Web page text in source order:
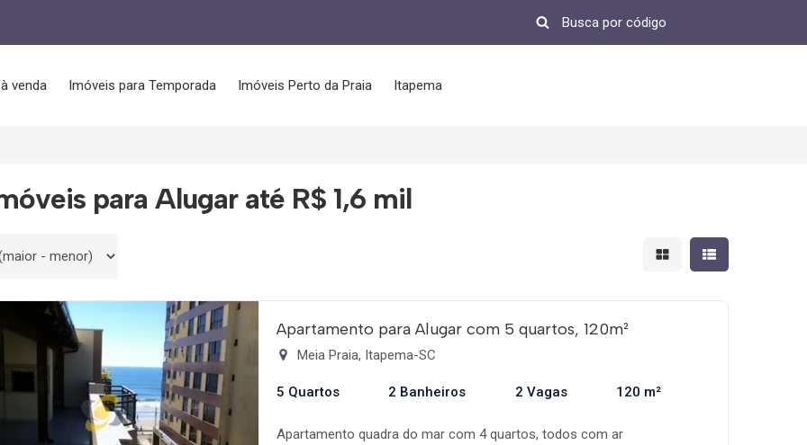
venda Imóveis para Temporada Imóveis Perto da Praia Itapema
para Alugar até R$ 1,6 mil
Mostrar resultados em
Mostrar
Apartamento para Alugar com 5 quartos, 120m²
Meia Praia, Itapema-SC
5 Quartos 2 Banheiros 2 Vagas 120 m²
Apartamento quadra do mar com 4 quartos, todos com ar